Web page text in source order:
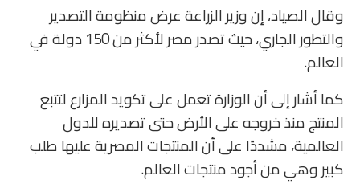
وقال الصياد، إن وزير الزراعة عرض منظومة التصدير
والتطور الجاري، حيث تصدر مصر لأكثر من 150 دولة في
العالم.
كما أشار إلى أن الوزارة تعمل على تكويد المزارع لتتبع
المنتج منذ خروجه على الأرض حتى تصديره للدول
العالمية، مشددًا على أن المنتجات المصرية عليها طلب
كبير وهي من أجود منتجات العالم.